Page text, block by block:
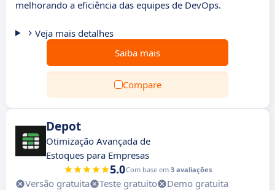
melhorando a eficiência das equipes de DevOps.
Veja mais detalhes
Saiba mais
Compare
Depot
Otimização Avançada de
Estoques para Empresas
5.0Com base em 3 avaliações
Versão gratuita Teste gratuito
Demo gratuita